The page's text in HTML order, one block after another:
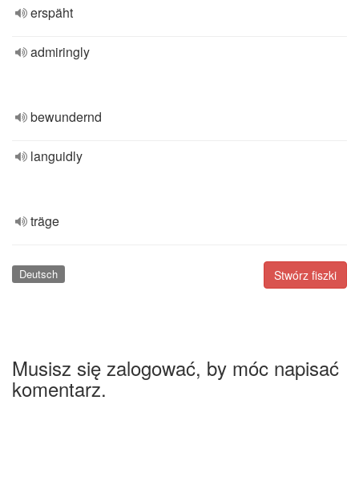
erspäht
admiringly
bewundernd
languidly
träge
Stwórz fiszki
Deutsch
Musisz się zalogować, by móc napisać
komentarz.